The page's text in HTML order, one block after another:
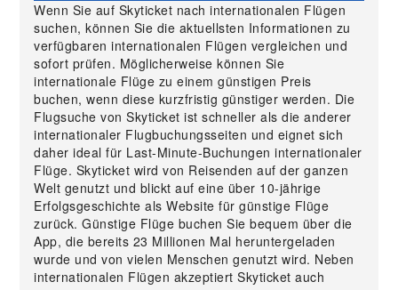
Wenn Sie auf Skyticket nach internationalen Flügen
suchen, können Sie die aktuellsten Informationen zu
verfügbaren internationalen Flügen vergleichen und
sofort prüfen. Möglicherweise können Sie
internationale Flüge zu einem günstigen Preis
buchen, wenn diese kurzfristig günstiger werden. Die
Flugsuche von Skyticket ist schneller als die anderer
internationaler Flugbuchungsseiten und eignet sich
daher ideal für Last-Minute-Buchungen internationaler
Flüge. Skyticket wird von Reisenden auf der ganzen
Welt genutzt und blickt auf eine über 10-jährige
Erfolgsgeschichte als Website für günstige Flüge
zurück. Günstige Flüge buchen Sie bequem über die
App, die bereits 23 Millionen Mal heruntergeladen
wurde und von vielen Menschen genutzt wird. Neben
internationalen Flügen akzeptiert Skyticket auch